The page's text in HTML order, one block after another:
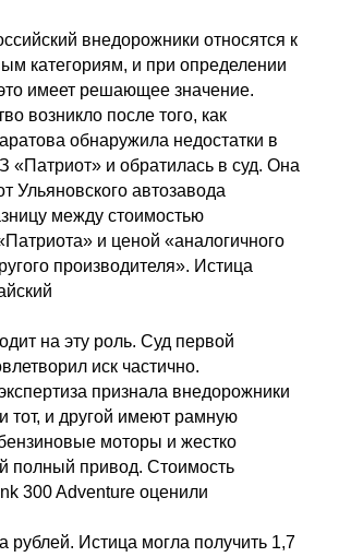
внедорожники относятся к
категориям, и при определении
имеет решающее значение.
возникло после того, как
обнаружила недостатки в
«Патриот» и обратилась в суд. Она
Ульяновского автозавода
между стоимостью
и ценой «аналогичного
производителя». Истица
на эту роль. Суд первой
иск частично.
признала внедорожники
тот, и другой имеют рамную
моторы и жестко
полный привод. Стоимость
300 Adventure оценили
рублей. Истица могла получить 1,7